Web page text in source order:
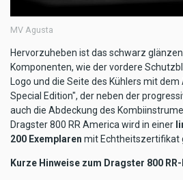
MV Agusta
Hervorzuheben ist das schwarz
Komponenten, wie der vordere
Logo und die Seite des Kühlers mit
Special Edition", der neben der
auch die Abdeckung des
Dragster 800 RR America wird in einer
200 Exemplaren mit Echtheitszertifikat
Kurze Hinweise zum Dragster 800